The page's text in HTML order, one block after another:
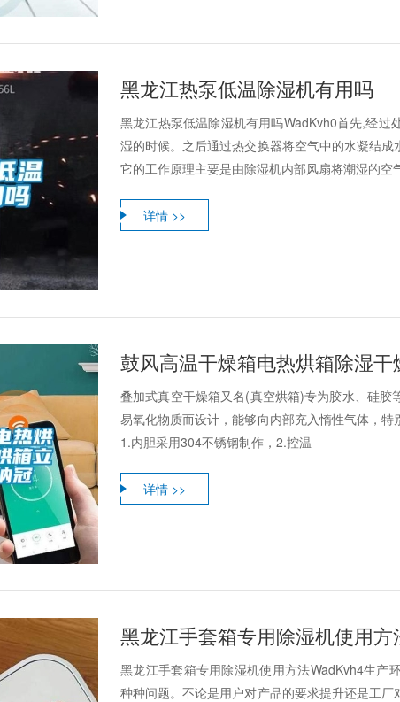
黑龙江热泵低温除湿机有用吗
黑龙江热泵低温除湿机有用吗WadKvh0首先,经
湿的时候。之后通过热交换器将空气中的水凝结成
它的工作原理主要是由除湿机内部风扇将潮湿的空
详情 >>
鼓风高温干燥箱电热烘箱除湿
叠加式真空干燥箱又名(真空烘箱)专为胶水、硅
易氧化物质而设计，能够向内部充入惰性气体，
1.内胆采用304不锈钢制作，2.控温
详情 >>
黑龙江手套箱专用除湿机使用方
黑龙江手套箱专用除湿机使用方法WadKvh4生产
种种问题。不论是用户对产品的要求提升还是工